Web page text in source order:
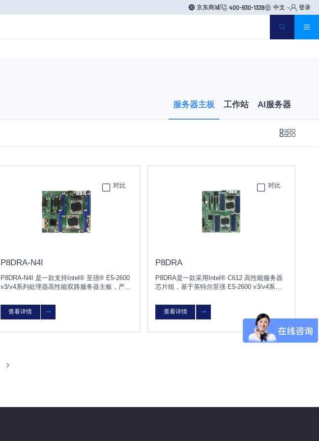
京东商城 400-930-1339 中文 登录
服务器主板 工作站 AI服务器
对比
P8DRA-N4I
P8DRA-N4I 是一款支持Intel® 至强® E5-2600
v3/v4系列处理器高性能双路服务器主板，产品
造。
查看详情
对比
P8DRA
P8DRA是一款采用Intel® C612 高性能服务器
芯片组，基于英特尔至强 E5-2600 v3/v4系列
查看详情